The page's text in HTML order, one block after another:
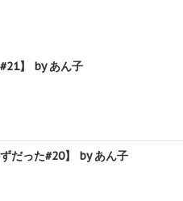
】 by あん子
だった#20】 by あん子